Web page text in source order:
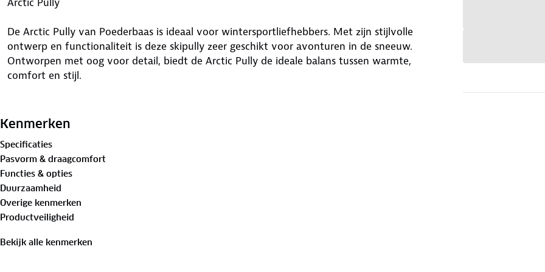
De Arctic Pully van Poederbaas is ideaal voor wintersportliefhebbers. Met zijn stijlvolle
ontwerp en functionaliteit is deze skipully zeer geschikt voor avonturen in de sneeuw.
Ontworpen met oog voor detail, biedt de Arctic Pully de ideale balans tussen warmte,
comfort en stijl.
Waar is deze Arctic Pully geschikt voor?
De Arctic Pully is ideaal voor iedereen die zich in winterse omstandigheden begeeft. Of je nu
gaat skiën, snowboarden, wandelen in de bergen of gewoon warm wilt blijven tijdens koude
dagen, deze skipully is geschikt voor allerlei activiteiten. Dankzij de beschikbare maten S, M,
L, XL en XXL past deze perfect bij jouw lichaamsvorm, wat zorgt voor een comfortabele
pasvorm.
Voordelen van deze Arctic Pully
Kenmerken
Specificaties
Pasvorm & draagcomfort
Functies & opties
Duurzaamheid
Overige kenmerken
Productveiligheid
Bekijk alle kenmerken